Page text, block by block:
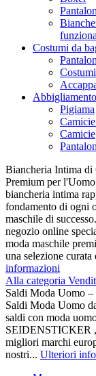
Costumi da
Pigiama
Camicie
Biancheria Intima di
Premium per
biancheria intima
fondamento di ogni
maschile di
negozio online
moda maschile
una selezione curata
informazioni
Alla categoria
Saldi Moda Uomo
Saldi Moda Uomo
saldi con moda
migliori marchi
nostri... Ulteriori